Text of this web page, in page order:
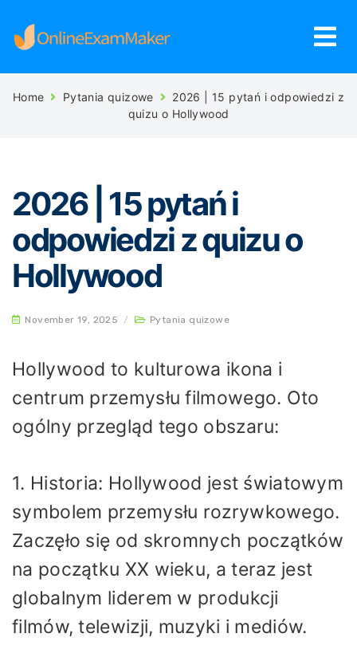
Home Pytania quizowe
2026 | 15 pytań i odpowiedzi z
quizu o Hollywood
2026 | 15 pytań i
odpowiedzi z quizu o
Hollywood
November 19, 2025 / Pytania quizowe
Hollywood to kulturowa ikona i
centrum przemysłu filmowego. Oto
ogólny przegląd tego obszaru:
1. Historia: Hollywood jest światowym
symbolem przemysłu rozrywkowego.
Zaczęło się od skromnych początków
na początku XX wieku, a teraz jest
globalnym liderem w produkcji
filmów, telewizji, muzyki i mediów.